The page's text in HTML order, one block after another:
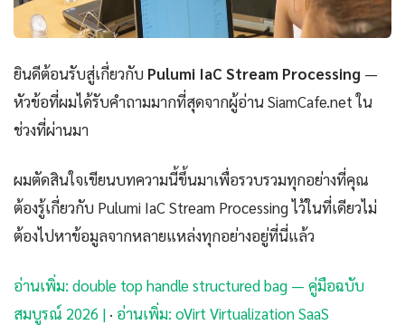
ยินดีต้อนรับสู่เกี่ยวกับ Pulumi IaC Stream Processing —
หัวข้อที่ผมได้รับคำถามมากที่สุดจากผู้อ่าน SiamCafe.net ใน
ช่วงที่ผ่านมา
ผมตัดสินใจเขียนบทความนี้ขึ้นมาเพื่อรวบรวมทุกอย่างที่คุณ
ต้องรู้เกี่ยวกับ Pulumi IaC Stream Processing ไว้ในที่เดียวไม่
ต้องไปหาข้อมูลจากหลายแหล่งทุกอย่างอยู่ที่นี่แล้ว
อ่านเพิ่ม: double top handle structured bag — คู่มือฉบับ
สมบูรณ์ 2026 | · อ่านเพิ่ม: oVirt Virtualization SaaS